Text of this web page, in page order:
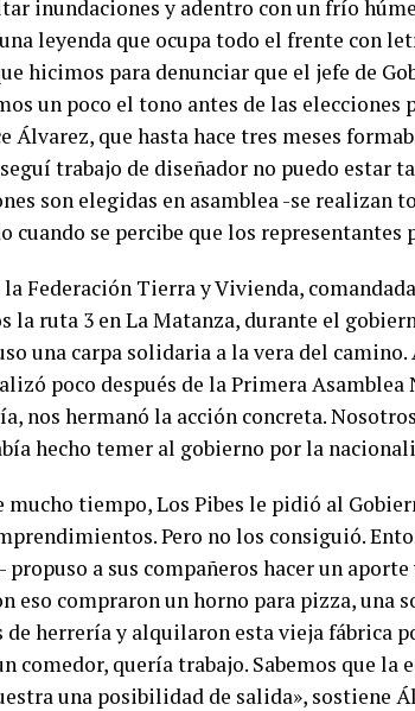
inundaciones y adentro con un frío
leyenda que ocupa todo el frente con
hicimos para denunciar que el jefe de
un poco el tono antes de las elecciones
Álvarez, que hasta hace tres meses
trabajo de diseñador no puedo estar
son elegidas en asamblea -se realizan
cuando se percibe que los
la Federación Tierra y Vivienda,
la ruta 3 en La Matanza, durante el
una carpa solidaria a la vera del
poco después de la Primera Asamblea
nos hermanó la acción concreta.
hecho temer al gobierno por la
mucho tiempo, Los Pibes le pidió al
Pero no los consiguió.
propuso a sus compañeros hacer un
eso compraron un horno para pizza, una
de herrería y alquilaron esta vieja fábrica
comedor, quería trabajo. Sabemos que la
una posibilidad de salida», sostiene